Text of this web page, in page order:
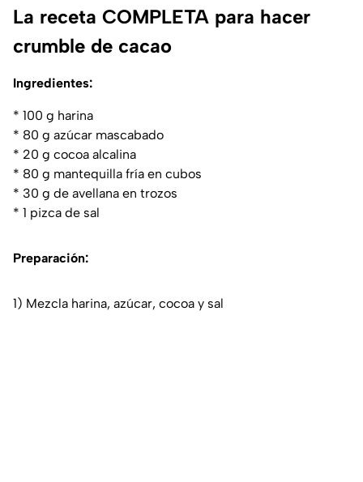
La receta COMPLETA para hacer
crumble de cacao
Ingredientes:
* 100 g harina
* 80 g azúcar mascabado
* 20 g cocoa alcalina
* 80 g mantequilla fría en cubos
* 30 g de avellana en trozos
* 1 pizca de sal
Preparación:
1) Mezcla harina, azúcar, cocoa y sal